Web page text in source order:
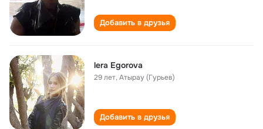
Добавить в друзья
lera Egorova
29 лет,Атырау (Гурьев)
Добавить в друзья